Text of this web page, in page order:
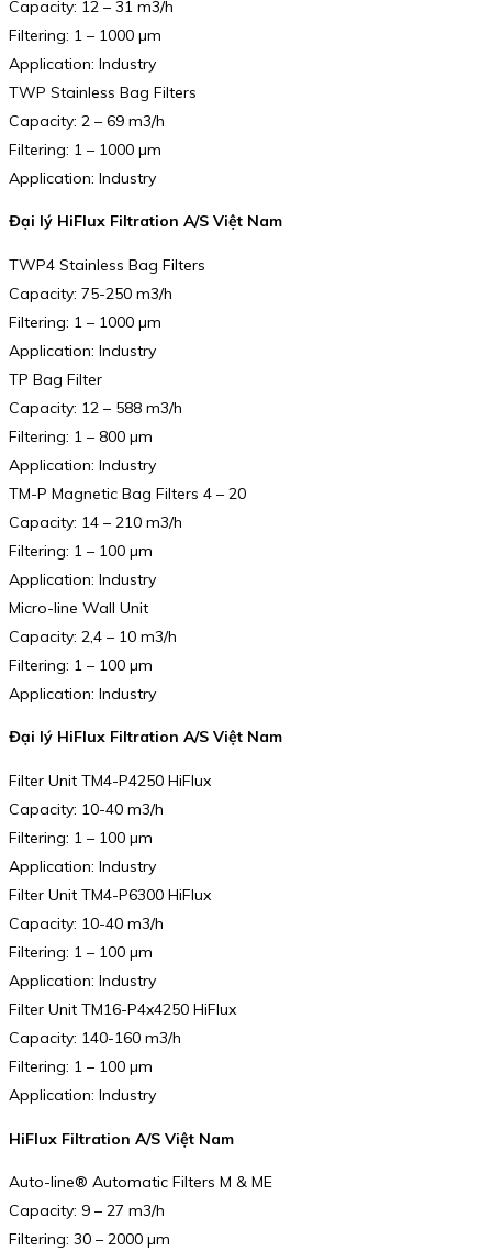
Capacity: 12 – 31 m3/h
Filtering: 1 – 1000 µm
Application: Industry
TWP Stainless Bag Filters
Capacity: 2 – 69 m3/h
Filtering: 1 – 1000 µm
Application: Industry
Đại lý HiFlux Filtration A/S Việt Nam
TWP4 Stainless Bag Filters
Capacity: 75-250 m3/h
Filtering: 1 – 1000 µm
Application: Industry
TP Bag Filter
Capacity: 12 – 588 m3/h
Filtering: 1 – 800 µm
Application: Industry
TM-P Magnetic Bag Filters 4 – 20
Capacity: 14 – 210 m3/h
Filtering: 1 – 100 µm
Application: Industry
Micro-line Wall Unit
Capacity: 2,4 – 10 m3/h
Filtering: 1 – 100 µm
Application: Industry
Đại lý HiFlux Filtration A/S Việt Nam
Filter Unit TM4-P4250 HiFlux
Capacity: 10-40 m3/h
Filtering: 1 – 100 µm
Application: Industry
Filter Unit TM4-P6300 HiFlux
Capacity: 10-40 m3/h
Filtering: 1 – 100 µm
Application: Industry
Filter Unit TM16-P4x4250 HiFlux
Capacity: 140-160 m3/h
Filtering: 1 – 100 µm
Application: Industry
HiFlux Filtration A/S Việt Nam
Auto-line® Automatic Filters M & ME
Capacity: 9 – 27 m3/h
Filtering: 30 – 2000 µm